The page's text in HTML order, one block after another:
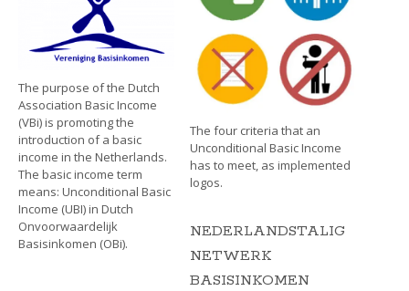
The purpose of the Dutch
Association Basic Income
(VBi) is promoting the
introduction of a basic
income in the Netherlands.
The basic income term
means: Unconditional Basic
Income (UBI) in Dutch
Onvoorwaardelijk
Basisinkomen (OBi).
The four criteria that an
Unconditional Basic Income
has to meet, as implemented
logos.
NEDERLANDSTALIG
NETWERK
BASISINKOMEN